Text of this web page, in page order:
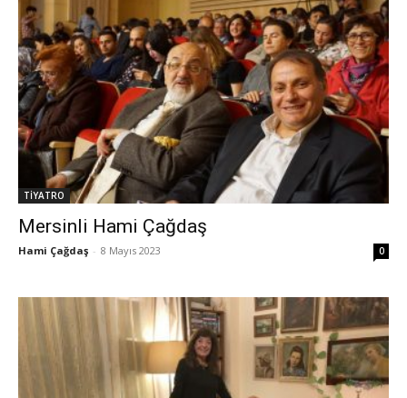
TİYATRO
Mersinli Hami Çağdaş
Hami Çağdaş - 8 Mayıs 2023 0